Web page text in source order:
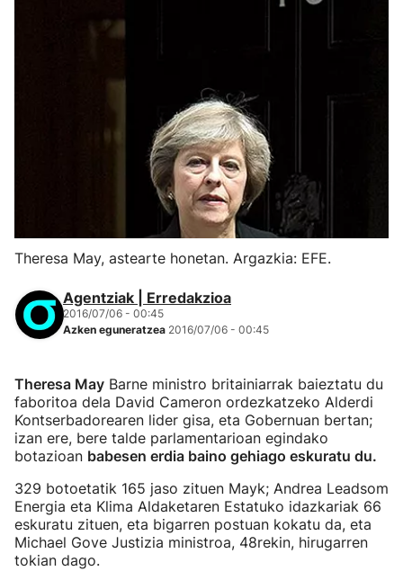
Theresa May, astearte honetan. Argazkia: EFE.
Agentziak | Erredakzioa
2016/07/06 - 00:45
Azken eguneratzea 2016/07/06 - 00:45
Theresa May Barne ministro britainiarrak baieztatu du
faboritoa dela David Cameron ordezkatzeko Alderdi
Kontserbadorearen lider gisa, eta Gobernuan bertan;
izan ere, bere talde parlamentarioan egindako
botazioan babesen erdia baino gehiago eskuratu du.
329 botoetatik 165 jaso zituen Mayk; Andrea Leadsom
Energia eta Klima Aldaketaren Estatuko idazkariak 66
eskuratu zituen, eta bigarren postuan kokatu da, eta
Michael Gove Justizia ministroa, 48rekin, hirugarren
tokian dago.